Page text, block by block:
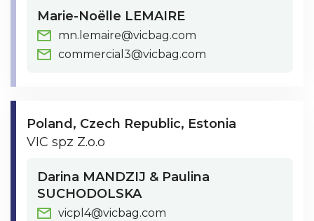
Marie-Noëlle LEMAIRE
mn.lemaire@vicbag.com
commercial3@vicbag.com
Poland Czech Republic Estonia
VIC spz Z.o.o
Darina MANDZIJ & Paulina
SUCHODOLSKA
vicpl4@vicbag.com